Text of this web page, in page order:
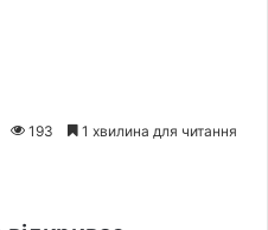
193 1 хвилина для читання